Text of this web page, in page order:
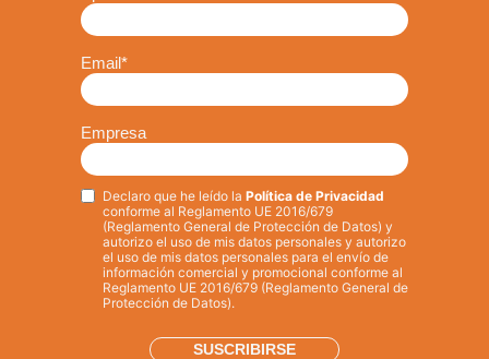
Email*
Empresa
Privacy*
Declaro que he leído la Política de Privacidad
conforme al Reglamento UE 2016/679
(Reglamento General de Protección de Datos) y
autorizo el uso de mis datos personales y autorizo
el uso de mis datos personales para el envío de
información comercial y promocional conforme al
Reglamento UE 2016/679 (Reglamento General de
Protección de Datos).